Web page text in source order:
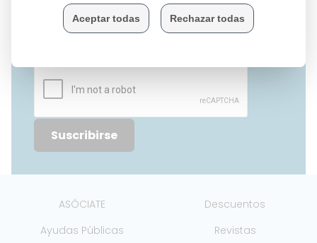
plataforma de marketing. Solicitando la suscripción a esta
newsletter, acepta que su información sea transferida a
Suscribirse
ASÓCIATE
Descuentos
Ayudas Públicas
Revistas